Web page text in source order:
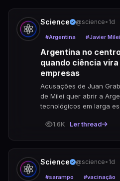
Science @science• 1d
#Argentina #Javier Milei
Argentina no
quando ciência
empresas
Acusações de Juan
de Milei quer abrir a
tecnológicos em larga
1.6K Ler thread
Science @science• 1d
#sarampo #vacinação